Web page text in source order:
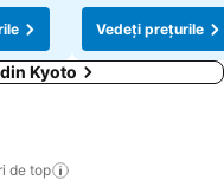
Vedeți prețurile
Kyoto
detop